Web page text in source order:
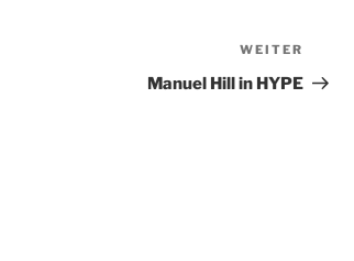
WEITER
Manuel Hill in HYPE